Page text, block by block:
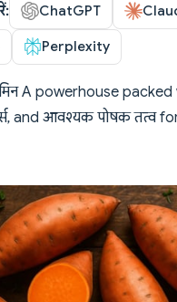
ChatGPT
Perplexity
A powerhouse packed
and आवश्यक पोषक तत्व